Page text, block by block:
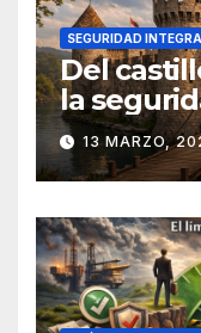
SEGURIDAD
Del
la
13 MARZO,